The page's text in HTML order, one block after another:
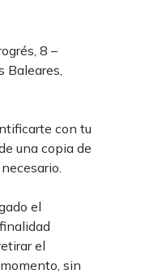
8 –
Baleares,
con tu
una copia de
el
el
sin